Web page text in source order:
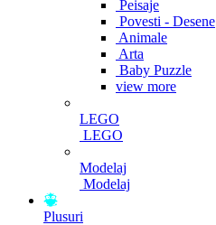
Peisaje
Povesti - Desene
Animale
Arta
Baby Puzzle
view more
LEGO
LEGO
Modelaj
Modelaj
Plusuri